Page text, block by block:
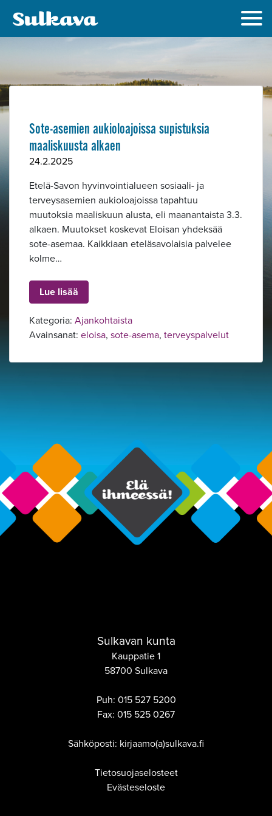
Sote-asemien aukioloajoissa supistuksia
maaliskuusta alkaen
24.2.2025
Etelä-Savon hyvinvointialueen sosiaali- ja
terveysasemien aukioloajoissa tapahtuu
muutoksia maaliskuun alusta, eli maanantaista 3.3.
alkaen. Muutokset koskevat Eloisan yhdeksää
sote-asemaa. Kaikkiaan eteläsavolaisia palvelee
kolme…
Lue lisää
Kategoria: Ajankohtaista
Avainsanat: eloisa, sote-asema, terveyspalvelut
Sulkavan kunta
Kauppatie 1
58700 Sulkava
Puh: 015 527 5200
Fax: 015 525 0267
Sähköposti: kirjaamo(a)sulkava.fi
Tietosuojaselosteet
Evästeseloste
Alavalikko